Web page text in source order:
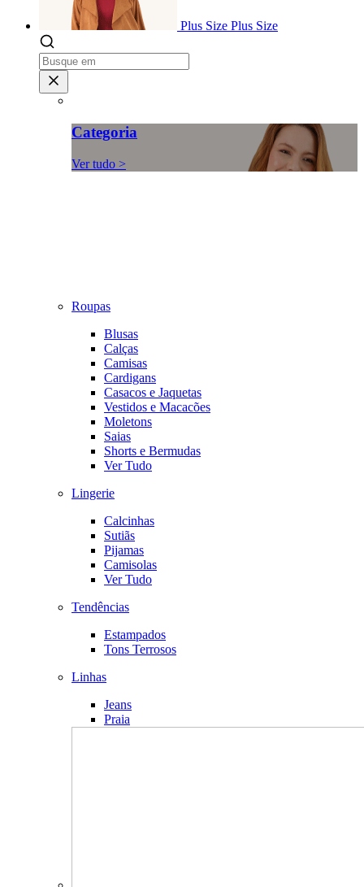
Plus Size Plus Size
Categoria
Ver tudo >
Roupas
Blusas
Calças
Camisas
Cardigans
Casacos e Jaquetas
Vestidos e Macacões
Moletons
Saias
Shorts e Bermudas
Ver Tudo
Lingerie
Calcinhas
Sutiãs
Pijamas
Camisolas
Ver Tudo
Tendências
Estampados
Tons Terrosos
Linhas
Jeans
Praia